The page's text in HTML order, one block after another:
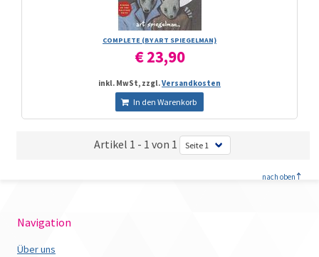
COMPLETE (BY ART SPIEGELMAN)
€ 23,90
inkl. MwSt, zzgl.Versandkosten
In den Warenkorb
Artikel 1 - 1 von 1
nach oben
Navigation
Über uns